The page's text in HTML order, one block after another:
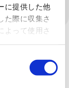
に提供した他
た際に収集さ
よって使用さ